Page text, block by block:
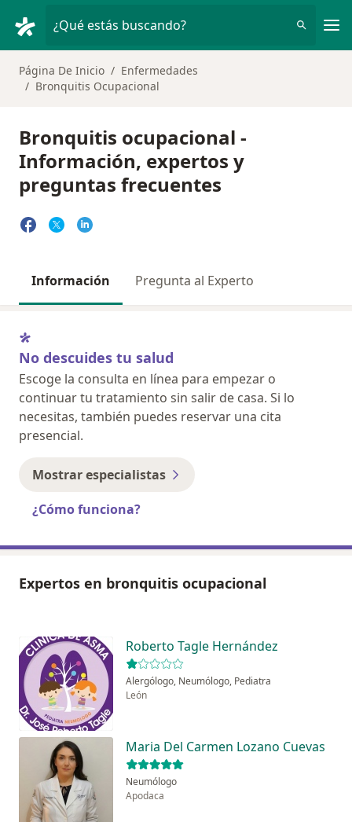
¿Qué estás buscando?
Página De Inicio
Enfermedades
Bronquitis Ocupacional
Bronquitis ocupacional -
Información, expertos y
preguntas frecuentes
Información Pregunta al Experto
No descuides tu salud
Escoge la consulta en línea para empezar o
continuar tu tratamiento sin salir de casa. Si lo
necesitas, también puedes reservar una cita
presencial.
Mostrar especialistas
¿Cómo funciona?
Expertos en bronquitis ocupacional
Roberto Tagle Hernández
Alergólogo, Neumólogo, Pediatra
León
Maria Del Carmen Lozano Cuevas
Neumólogo
Apodaca